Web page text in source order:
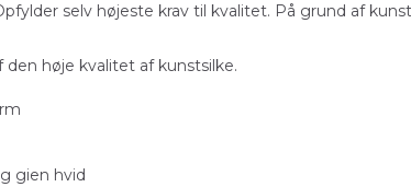
selv højeste krav til kvalitet. På grund af
høje kvalitet af kunstsilke.
gien hvid